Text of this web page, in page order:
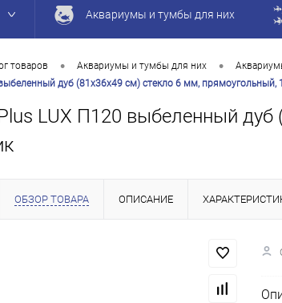
Аквариумы и тумбы для них
товаров • Аквариумы и тумбы для них •
дуб (81х36х49 см) стекло 6 мм, прямоугольный,
LUX П120 выбеленный
ОБЗОР ТОВАРА ОПИСАНИЕ